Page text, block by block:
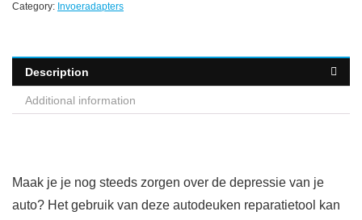
Category: Invoeradapters
Description
Additional information
Maak je je nog steeds zorgen over de depressie van je
auto? Het gebruik van deze autodeuken reparatietool kan